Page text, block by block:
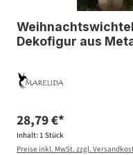
Dekofigur aus
28,79 €*
Inhalt: 1 Stück
Preise inkl. MwSt. zzgl.